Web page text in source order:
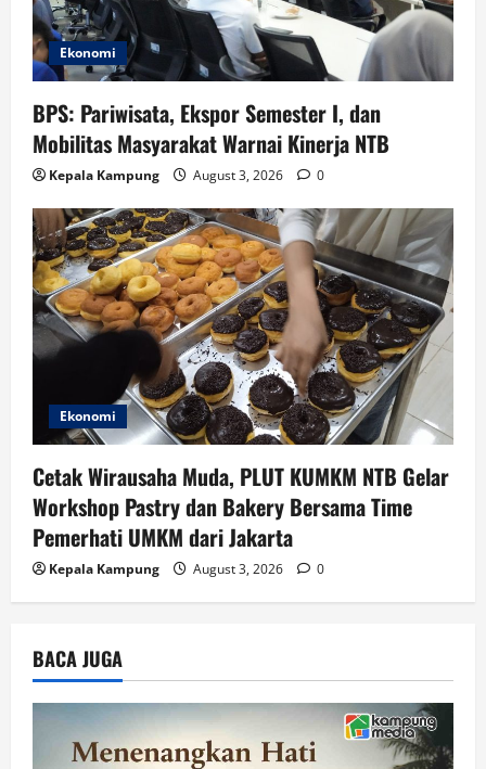
Ekonomi
BPS: Pariwisata, Ekspor Semester I, dan
Mobilitas Masyarakat Warnai Kinerja NTB
Kepala Kampung August 3, 2026 0
Ekonomi
Cetak Wirausaha Muda, PLUT KUMKM NTB Gelar
Workshop Pastry dan Bakery Bersama Time
Pemerhati UMKM dari Jakarta
Kepala Kampung August 3, 2026 0
BACA JUGA